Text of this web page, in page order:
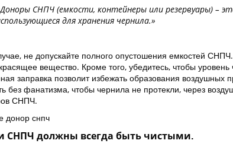
СНПЧ (емкости, контейнеры или резервуары) –
для хранения чернила.»
не допускайте полного опустошения емкостей
вещество. Кроме того, убедитесь, чтобы
заправка позволит избежать образования
без фанатизма, чтобы чернила не протекли, через
СНПЧ.
СНПЧ должны всегда быть чистыми.